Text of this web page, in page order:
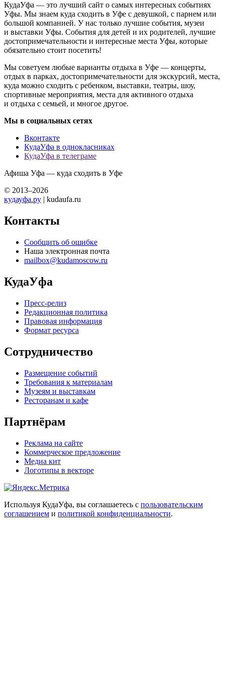
КудаУфа — это лучший сайт о самых интересных событиях
Уфы. Мы знаем куда сходить в Уфе с девушкой, с парнем или
большой компанией. У нас только лучшие события, музеи
и выставки Уфы. События для детей и их родителей, лучшие
достопримечательности и интересные места Уфы, которые
обязательно стоит посетить!
Мы советуем любые варианты отдыха в Уфе — концерты,
отдых в парках, достопримечательности для экскурсий, места,
куда можно сходить с ребенком, выставки, театры, шоу,
спортивные мероприятия, места для активного отдыха
и отдыха с семьей, и многое другое.
Мы в социальных сетях
Вконтакте
КудаУфа в однокласниках
КудаУфа в телеграме
Афиша Уфа — куда сходить в Уфе
© 2013–2026
кудауфа.ру | kudaufa.ru
Контакты
Сообщить об ошибке
Наша электронная почта
mailbox@kudamoscow.ru
КудаУфа
Пресс-релиз
Редакционная политика
Правовая информация
Формат ресурса
Сотрудничество
Размещение событий
Требования к материалам
Музеям и выставкам
Ресторанам и кафе
Партнёрам
Реклама на сайте
Коммерческое предложение
Медиа кит
Логотипы в векторе
Используя КудаУфа, вы соглашаетесь с пользовательским
соглашением и политикой конфиденциальности.